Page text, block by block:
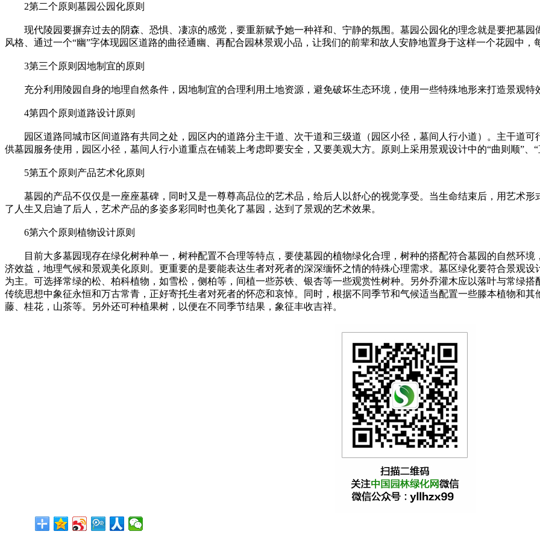
2第二个原则墓园公园化原则
现代陵园要摒弃过去的阴森、恐惧、凄凉的感觉，要重新赋予她一种祥和、宁静的氛围。墓园公园化的理念就是要把墓园
风格、通过一个“幽”字体现园区道路的曲径通幽、再配合园林景观小品，让我们的前辈和故人安静地置身于这样一个花园中，
3第三个原则因地制宜的原则
充分利用陵园自身的地理自然条件，因地制宜的合理利用土地资源，避免破坏生态环境，使用一些特殊地形来打造景观特
4第四个原则道路设计原则
园区道路同城市区间道路有共同之处，园区内的道路分主干道、次干道和三级道（园区小径，墓间人行小道）。主干道可
供墓园服务使用，园区小径，墓间人行小道重点在铺装上考虑即要安全，又要美观大方。原则上采用景观设计中的“曲则顺”、“
5第五个原则产品艺术化原则
墓园的产品不仅仅是一座座墓碑，同时又是一尊尊高品位的艺术品，给后人以舒心的视觉享受。当生命结束后，用艺术形
了人生又启迪了后人，艺术产品的多姿多彩同时也美化了墓园，达到了景观的艺术效果。
6第六个原则植物设计原则
目前大多墓园现存在绿化树种单一，树种配置不合理等特点，要使墓园的植物绿化合理，树种的搭配符合墓园的自然环境
济效益，地理气候和景观美化原则。更重要的是要能表达生者对死者的深深缅怀之情的特殊心理需求。墓区绿化要符合景观
为主。可选择常绿的松、柏科植物，如雪松，侧柏等，间植一些苏铁、银杏等一些观赏性树种。另外乔灌木应以落叶与常绿
传统思想中象征永恒和万古常青，正好寄托生者对死者的怀恋和哀悼。同时，根据不同季节和气候适当配置一些滕本植物和
藤、桂花，山茶等。另外还可种植果树，以便在不同季节结果，象征丰收吉祥。